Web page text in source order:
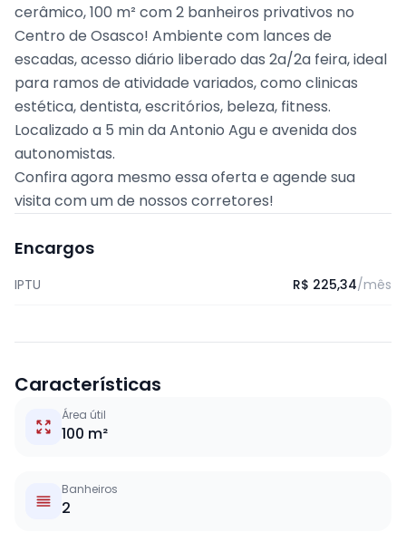
cerâmico, 100 m² com 2 banheiros privativos no
Centro de Osasco! Ambiente com lances de
escadas, acesso diário liberado das 2a/2a feira, ideal
para ramos de atividade variados, como clinicas
estética, dentista, escritórios, beleza, fitness.
Localizado a 5 min da Antonio Agu e avenida dos
autonomistas.
Confira agora mesmo essa oferta e agende sua
visita com um de nossos corretores!
Encargos
IPTU R$ 225,34/mês
Características
Área útil
100 m²
Banheiros
2